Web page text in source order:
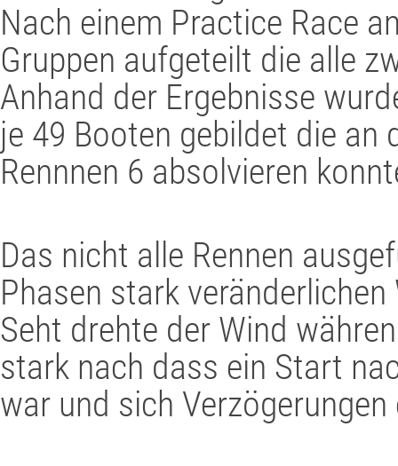
Nach einem Practice Race
Gruppen aufgeteilt die alle
Anhand der Ergebnisse
je 49 Booten gebildet die an
Rennnen 6 absolvieren
Das nicht alle Rennen
Phasen stark
Seht drehte der Wind
stark nach dass ein Start
war und sich Verzögerungen